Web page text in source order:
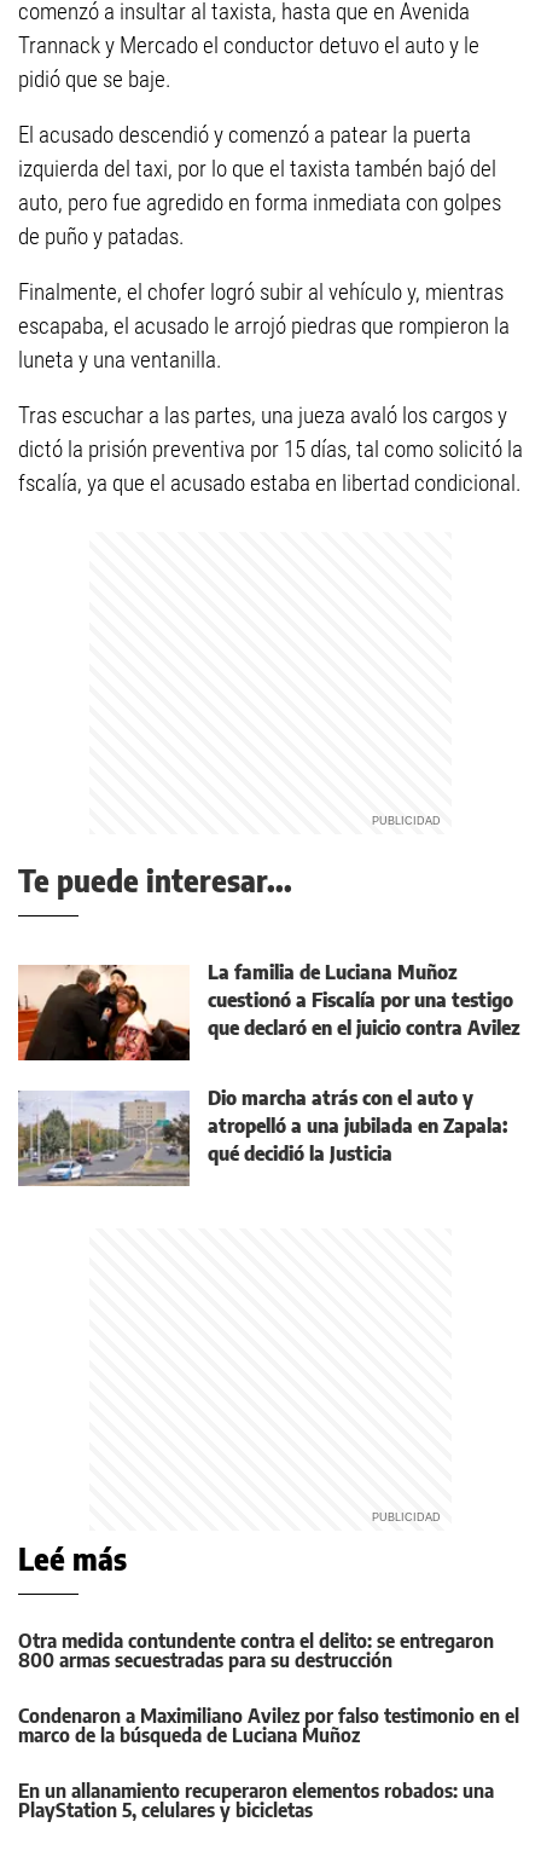
comenzó a insultar al taxista, hasta que en Avenida
Trannack y Mercado el conductor detuvo el auto y le
pidió que se baje.
El acusado descendió y comenzó a patear la puerta
izquierda del taxi, por lo que el taxista tambén bajó del
auto, pero fue agredido en forma inmediata con golpes
de puño y patadas.
Finalmente, el chofer logró subir al vehículo y, mientras
escapaba, el acusado le arrojó piedras que rompieron la
luneta y una ventanilla.
Tras escuchar a las partes, una jueza avaló los cargos y
dictó la prisión preventiva por 15 días, tal como solicitó la
fscalía, ya que el acusado estaba en libertad condicional.
Te puede interesar...
La familia de Luciana Muñoz
cuestionó a Fiscalía por una testigo
que declaró en el juicio contra Avilez
Dio marcha atrás con el auto y
atropelló a una jubilada en Zapala:
qué decidió la Justicia
Leé más
Otra medida contundente contra el delito: se entregaron
800 armas secuestradas para su destrucción
Condenaron a Maximiliano Avilez por falso testimonio en el
marco de la búsqueda de Luciana Muñoz
En un allanamiento recuperaron elementos robados: una
PlayStation 5, celulares y bicicletas